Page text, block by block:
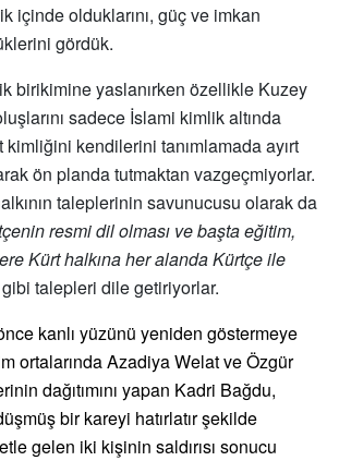
içinde olduklarını, güç ve imkan
gördük.
birikimine yaslanırken özellikle Kuzey
sadece İslami kimlik altında
kimliğini kendilerini tanımlamada ayırt
ön planda tutmaktan vazgeçmiyorlar.
taleplerinin savunucusu olarak da
resmi dil olması ve başta eğitim,
Kürt halkına her alanda Kürtçe ile
gibi talepleri dile getiriyorlar.
nce kanlı yüzünü yeniden göstermeye
ortalarında Azadiya Welat ve Özgür
dağıtımını yapan Kadri Bağdu,
bir kareyi hatırlatır şekilde
gelen iki kişinin saldırısı sonucu